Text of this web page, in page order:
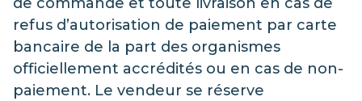
refus d’autorisation de paiement par carte
bancaire de la part des organismes
officiellement accrédités ou en cas de non-
paiement. Le vendeur se réserve